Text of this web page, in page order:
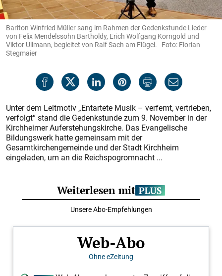
Bariton Winfried Müller sang im Rahmen der Gedenkstunde Lieder
von Felix Mendelssohn Bartholdy, Erich Wolfgang Korngold und
Viktor Ullmann, begleitet von Ralf Sach am Flügel. Foto: Florian
Stegmaier
Unter dem Leitmotiv „Entartete Musik – verfemt, vertrieben,
verfolgt“ stand die Gedenkstunde zum 9. November in der
Kirchheimer Auferstehungskirche. Das Evangelische
Bildungswerk hatte gemeinsam mit der
Gesamtkirchengemeinde und der Stadt Kirchheim
eingeladen, um an die Reichspogromnacht ...